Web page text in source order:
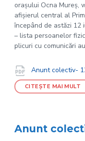
orașului Ocna Mureș,
afișierul central al
începând de astăzi 12
– lista persoanelor
plicuri cu comunicări
Documente
Anunt colectiv-
CITEȘTE MAI MULT
Anunt